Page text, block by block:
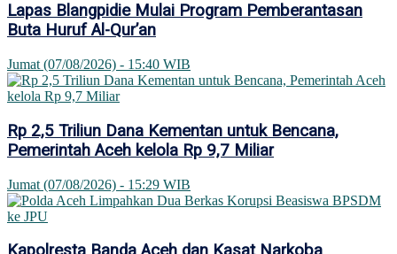
Lapas Blangpidie Mulai Program Pemberantasan
Buta Huruf Al-Qur’an
Jumat (07/08/2026) - 15:40 WIB
Rp 2,5 Triliun Dana Kementan untuk Bencana,
Pemerintah Aceh kelola Rp 9,7 Miliar
Jumat (07/08/2026) - 15:29 WIB